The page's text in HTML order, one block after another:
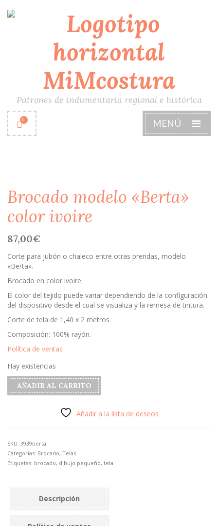
Patrones de indumentaria regional e histórica
0 MENÚ
Brocado modelo «Berta»
color ivoire
87,00€
Corte para jubón o chaleco entre otras prendas, modelo
«Berta».
Brocado en color ivoire.
El color del tejido puede variar dependiendo de la configuración
del dispositivo desde el cual se visualiza y la remesa de tintura.
Corte de tela de 1,40 x 2 metros.
Composición: 100% rayón.
Política de ventas
Hay existencias
Brocado
modelo
AÑADIR AL CARRITO
Añadir a la lista de deseos
SKU: 3939berta
Categorías: Brocado, Telas
Etiquetas: brocado, dibujo pequeño, tela
Descripción